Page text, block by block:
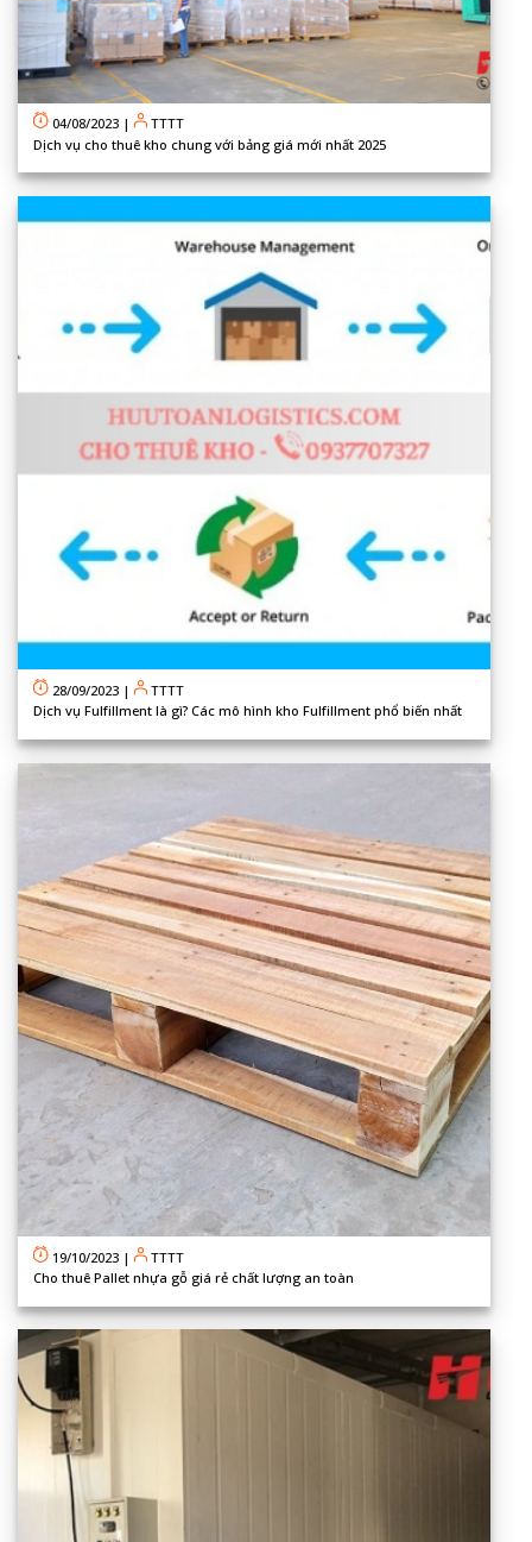
04/08/2023 |
TTTT
Dịch vụ cho thuê kho chung với bảng giá mới nhất 2025
28/09/2023 |
TTTT
Dịch vụ Fulfillment là gì? Các mô hình kho Fulfillment phổ biến nhất
19/10/2023 |
TTTT
Cho thuê Pallet nhựa gỗ giá rẻ chất lượng an toàn